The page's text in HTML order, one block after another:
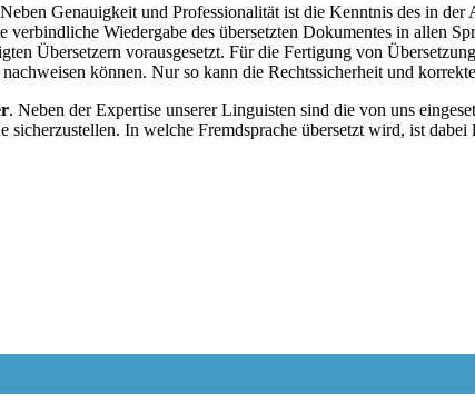
Genauigkeit und Professionalität ist die Kenntnis des in
verbindliche Wiedergabe des übersetzten Dokumentes in allen
Übersetzern vorausgesetzt. Für die Fertigung von
können. Nur so kann die Rechtssicherheit und
. Neben der Expertise unserer Linguisten sind die von uns
In welche Fremdsprache übersetzt wird, ist